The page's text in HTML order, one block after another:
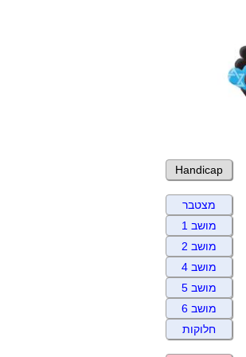
Handicap
מצטבר
מושב 1
מושב 2
מושב 4
מושב 5
מושב 6
חלוקות